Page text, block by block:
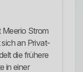
Meerio Strom
an Privat-
die frühere
in einer